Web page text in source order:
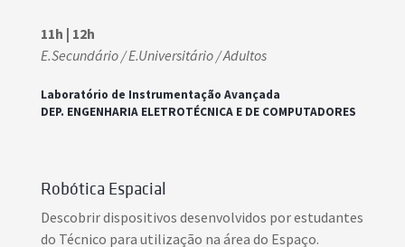
11h | 12h
E.Secundário / E.Universitário / Adultos
Laboratório de Instrumentação Avançada
DEP. ENGENHARIA ELETROTÉCNICA E DE COMPUTADORES
Robótica Espacial
Descobrir dispositivos desenvolvidos por estudantes
do Técnico para utilização na área do Espaço.